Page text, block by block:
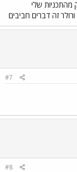
מהתכניות שלי
זה דברים חביבים
#7
#8